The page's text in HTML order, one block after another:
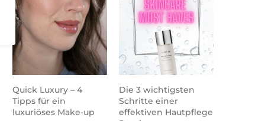
Quick Luxury – 4
Tipps für ein
luxuriöses Make-up
Die 3 wichtigsten
Schritte einer
effektiven Hautpflege